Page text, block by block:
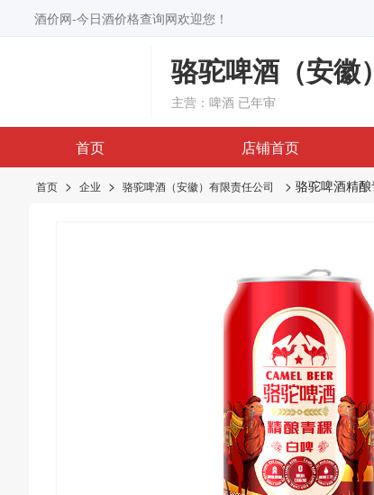
酒价网-今日酒价格查询网欢迎您！
骆驼啤酒（安徽
主营：啤酒 已年审
首页 店铺首页
首页 > 企业 > 骆驼啤酒（安徽）有限责任公司 > 骆驼啤酒精